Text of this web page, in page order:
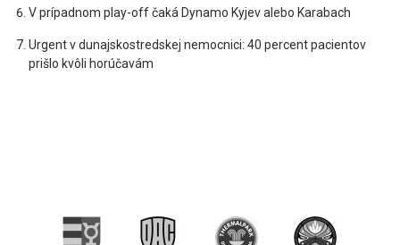
V prípadnom play-off čaká Dynamo Kyjev alebo Karabach
Urgent v dunajskostredskej nemocnici: 40 percent pacientov
prišlo kvôli horúčavám